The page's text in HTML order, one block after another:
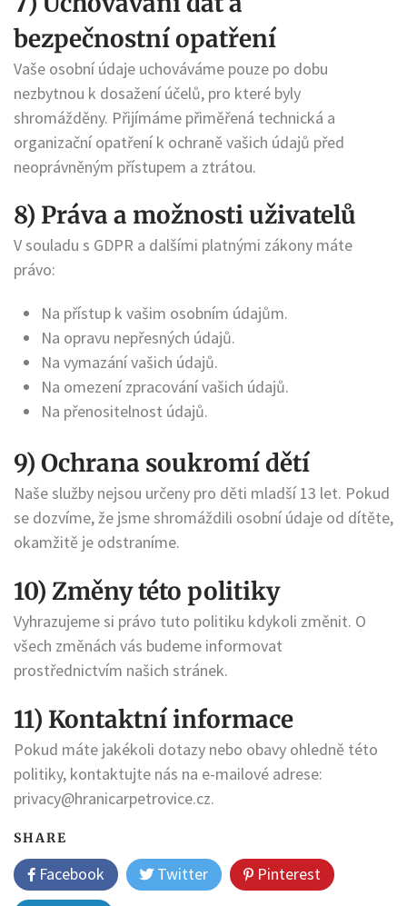
bezpečnostní opatření
Vaše osobní údaje uchováváme pouze po dobu
nezbytnou k dosažení účelů, pro které byly
shromážděny. Přijímáme přiměřená technická a
organizační opatření k ochraně vašich údajů před
neoprávněným přístupem a ztrátou.
8) Práva a možnosti uživatelů
V souladu s GDPR a dalšími platnými zákony máte
právo:
Na přístup k vašim osobním údajům.
Na opravu nepřesných údajů.
Na vymazání vašich údajů.
Na omezení zpracování vašich údajů.
Na přenositelnost údajů.
9) Ochrana soukromí dětí
Naše služby nejsou určeny pro děti mladší 13 let. Pokud
se dozvíme, že jsme shromáždili osobní údaje od dítěte,
okamžitě je odstraníme.
10) Změny této politiky
Vyhrazujeme si právo tuto politiku kdykoli změnit. O
všech změnách vás budeme informovat
prostřednictvím našich stránek.
11) Kontaktní informace
Pokud máte jakékoli dotazy nebo obavy ohledně této
politiky, kontaktujte nás na e-mailové adrese:
privacy@hranicarpetrovice.cz.
SHARE
Facebook Twitter
Pinterest